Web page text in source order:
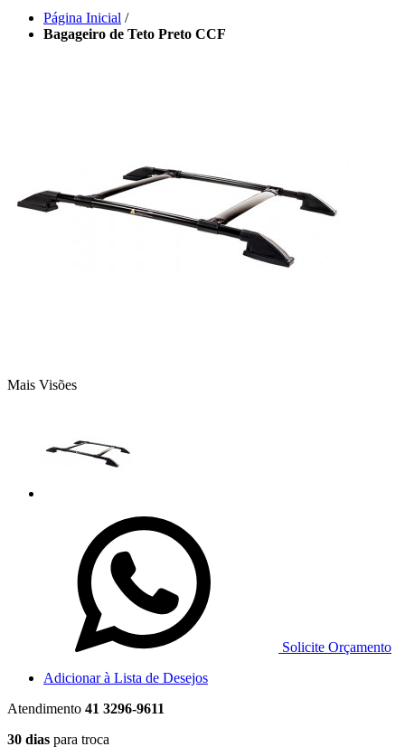
Página Inicial /
Bagageiro de Teto Preto CCF
Mais Visões
Solicite Orçamento
Adicionar à Lista de Desejos
Atendimento 41 3296-9611
30 dias para troca